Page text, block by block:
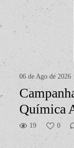
06 de Ago de 2026
Química
19 0